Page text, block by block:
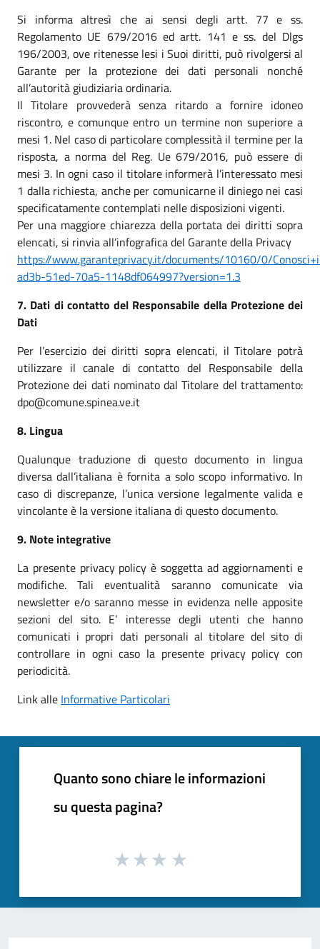
Si informa altresì che ai sensi degli artt. 77 e ss.
Regolamento UE 679/2016 ed artt. 141 e ss. del Dlgs
196/2003, ove ritenesse lesi i Suoi diritti, può rivolgersi al
Garante per la protezione dei dati personali nonché
all’autorità giudiziaria ordinaria.
Il Titolare provvederà senza ritardo a fornire idoneo
riscontro, e comunque entro un termine non superiore a
mesi 1. Nel caso di particolare complessità il termine per la
risposta, a norma del Reg. Ue 679/2016, può essere di
mesi 3. In ogni caso il titolare informerà l’interessato mesi
1 dalla richiesta, anche per comunicarne il diniego nei casi
specificatamente contemplati nelle disposizioni vigenti.
Per una maggiore chiarezza della portata dei diritti sopra
elencati, si rinvia all’infografica del Garante della Privacy
https://www.garanteprivacy.it/documents/10160/0/
ad3b-51ed-70a5-1148df064997?version=1.3
7. Dati di contatto del Responsabile della Protezione dei
Dati
Per l’esercizio dei diritti sopra elencati, il Titolare potrà
utilizzare il canale di contatto del Responsabile della
Protezione dei dati nominato dal Titolare del trattamento:
dpo@comune.spinea.ve.it
8. Lingua
Qualunque traduzione di questo documento in lingua
diversa dall’italiana è fornita a solo scopo informativo. In
caso di discrepanze, l’unica versione legalmente valida e
vincolante è la versione italiana di questo documento.
9. Note integrative
La presente privacy policy è soggetta ad aggiornamenti e
modifiche. Tali eventualità saranno comunicate via
newsletter e/o saranno messe in evidenza nelle apposite
sezioni del sito. E’ interesse degli utenti che hanno
comunicati i propri dati personali al titolare del sito di
controllare in ogni caso la presente privacy policy con
periodicità.
Link alle Informative Particolari
Quanto sono chiare le informazioni
su questa pagina?